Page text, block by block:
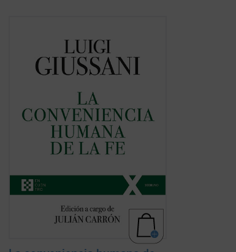
de don Luigi Giussani en los Ejercicios
espirituales de la Fraternidad de
Comunión y Liberación celebrados entre
1985 y 1987 y los diálogos que éstas
En sus páginas se lanza un ...